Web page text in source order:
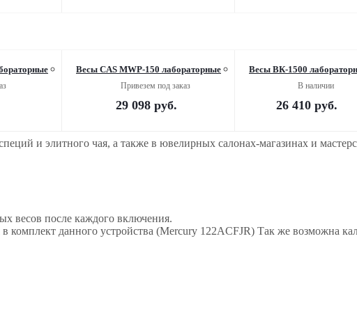
Весы CAS MWP-150 лабораторные
Привезем под заказ
29 098руб.
Весы ВК-1500
В наличии
26 410руб.
и элитного чая, а также в ювелирных салонах-магазинах и
весов после каждого включения.
комплект данного устройства (Mercury 122ACFJR) Так же возможна